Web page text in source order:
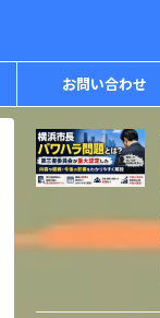
お問い合わせ